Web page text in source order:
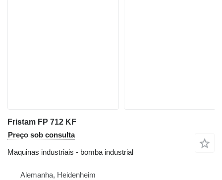
Fristam FP 712 KF
Preço sob consulta
Maquinas industriais - bomba industrial
Alemanha, Heidenheim